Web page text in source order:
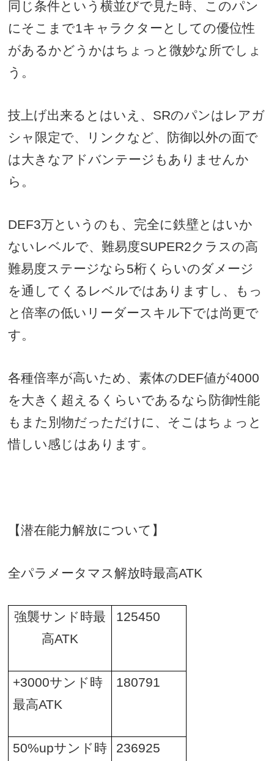
同じ条件という横並びで見た時、このパン
にそこまで1キャラクターとしての優位性
があるかどうかはちょっと微妙な所でしょ
う。
技上げ出来るとはいえ、SRのパンはレアガ
シャ限定で、リンクなど、防御以外の面で
は大きなアドバンテージもありませんか
ら。
DEF3万というのも、完全に鉄壁とはいか
ないレベルで、難易度SUPER2クラスの高
難易度ステージなら5桁くらいのダメージ
を通してくるレベルではありますし、もっ
と倍率の低いリーダースキル下では尚更で
す。
各種倍率が高いため、素体のDEF値が4000
を大きく超えるくらいであるなら防御性能
もまた別物だっただけに、そこはちょっと
惜しい感じはあります。
【潜在能力解放について】
全パラメータマス解放時最高ATK
強襲サンド時最
高ATK
125450
+3000サンド時
最高ATK
180791
50%upサンド時
236925